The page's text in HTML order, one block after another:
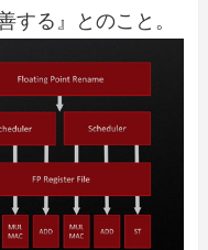
する』とのこと。